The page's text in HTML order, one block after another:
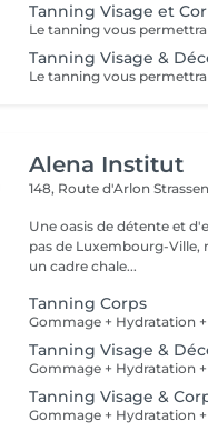
Tanning Visage et
Tanning Visage &
Alena Institut
148, Route d'Arlon
Une oasis de détente et
pas de Luxembourg-Ville,
un cadre chale...
Tanning Corps
Gommage + Hydratation
Tanning Visage &
Gommage + Hydratation
Tanning Visage &
Gommage + Hydratation